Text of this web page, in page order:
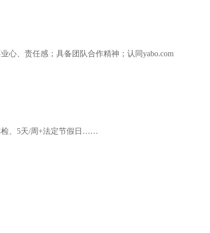
心、责任感；具备团队合作精神；认同yabo.com
检、5天/周+法定节假日……